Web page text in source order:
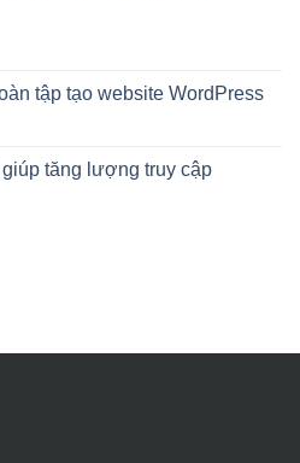
tập tạo website WordPress
giúp tăng lượng truy cập